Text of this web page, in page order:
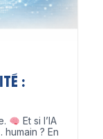
:
Et si l’IA
? En